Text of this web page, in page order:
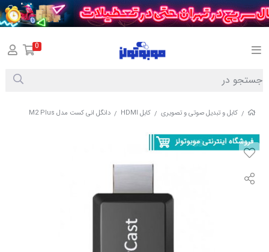
/ کابل و تبدیل صوتی و تصویری / کابل HDMI / دانگل انی کست مدل M2 Plus
0